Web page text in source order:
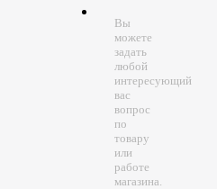
Вы
можете
задать
любой
интересующий
вас
вопрос
по
товару
или
работе
магазина.